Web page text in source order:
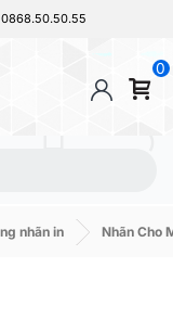
0
nhãn in Nhãn Cho